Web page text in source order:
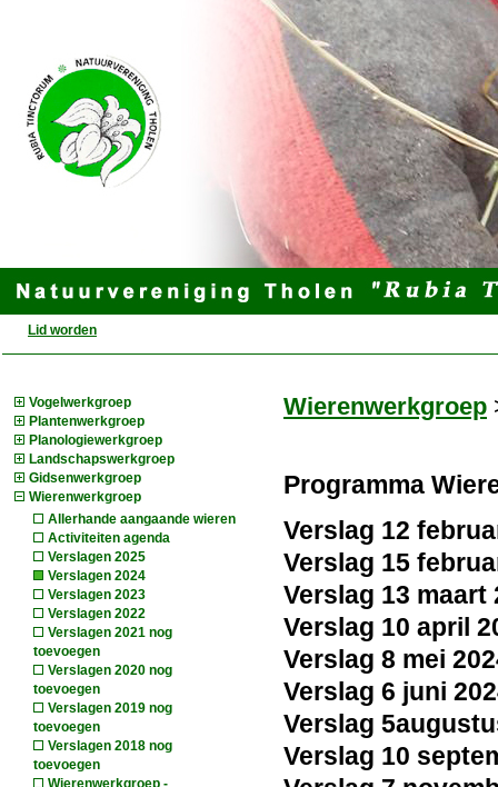
Lid worden
Vogelwerkgroep
Plantenwerkgroep
Planologiewerkgroep
Landschapswerkgroep
Gidsenwerkgroep
Wierenwerkgroep
Allerhande aangaande wieren
Activiteiten agenda
Verslagen 2025
Verslagen 2024
Verslagen 2023
Verslagen 2022
Verslagen 2021 nog
toevoegen
Verslagen 2020 nog
toevoegen
Verslagen 2019 nog
toevoegen
Verslagen 2018 nog
toevoegen
Wierenwerkgroep -
Wierenwerkgroep
Programma
Verslag 12
Verslag 15
Verslag 13
Verslag 10 april
Verslag 8 mei
Verslag 6 juni
Verslag
Verslag 10